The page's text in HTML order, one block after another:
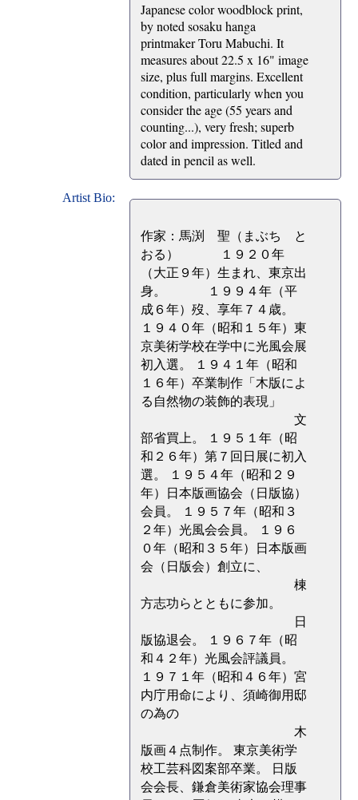
Japanese color woodblock print,
by noted sosaku hanga
printmaker Toru Mabuchi. It
measures about 22.5 x 16" image
size, plus full margins. Excellent
condition, particularly when you
consider the age (55 years and
counting...), very fresh; superb
color and impression. Titled and
dated in pencil as well.
Artist Bio:
作家：馬渕 聖（まぶち と
おる） １９２０年
（大正９年）生まれ、東京出
身。 １９９４年（平
成６年）歿、享年７４歳。
１９４０年（昭和１５年）東
京美術学校在学中に光風会展
初入選。 １９４１年（昭和
１６年）卒業制作「木版によ
る自然物の装飾的表現」
文
部省買上。 １９５１年（昭
和２６年）第７回日展に初入
選。 １９５４年（昭和２９
年）日本版画協会（日版協）
会員。 １９５７年（昭和３
２年）光風会会員。 １９６
０年（昭和３５年）日本版画
会（日版会）創立に、
棟
方志功らとともに参加。
日
版協退会。 １９６７年（昭
和４２年）光風会評議員。
１９７１年（昭和４６年）宮
内庁用命により、須崎御用邸
の為の
木
版画４点制作。 東京美術学
校工芸科図案部卒業。 日版
会会長、鎌倉美術家協会理事